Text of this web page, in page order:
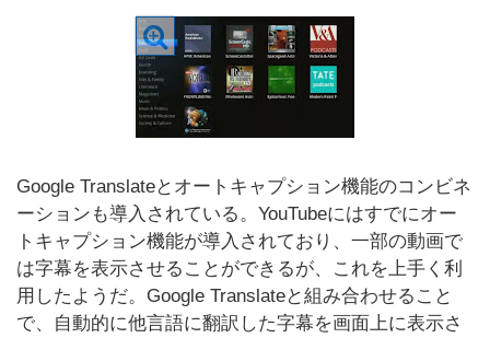
Google Translateとオートキャプション機能のコンビネ
ーションも導入されている。YouTubeにはすでにオー
トキャプション機能が導入されており、一部の動画で
は字幕を表示させることができるが、これを上手く利
用したようだ。Google Translateと組み合わせること
で、自動的に他言語に翻訳した字幕を画面上に表示さ